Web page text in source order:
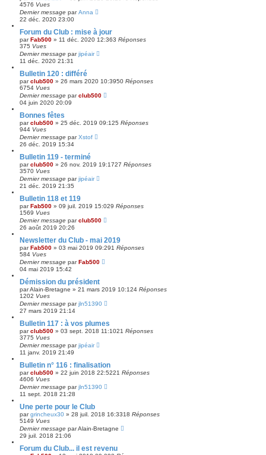
4576 Vues
Dernier message parAnna
22 déc. 2020 23:00
Forum du Club : mise à jour
parFab500 » 11 déc. 2020 12:363 Réponses
375 Vues
Dernier message parjipéair
11 déc. 2020 21:31
Bulletin 120 : différé
parclub500 » 26 mars 2020 10:3950 Réponses
6754 Vues
Dernier message parclub500
04 juin 2020 20:09
Bonnes fêtes
parclub500 » 25 déc. 2019 09:125 Réponses
944 Vues
Dernier message parXstof
26 déc. 2019 15:34
Bulletin 119 - terminé
parclub500 » 26 nov. 2019 19:1727 Réponses
3570 Vues
Dernier message parjipéair
21 déc. 2019 21:35
Bulletin 118 et 119
parFab500 » 09 juil. 2019 15:029 Réponses
1569 Vues
Dernier message parclub500
26 août 2019 20:26
Newsletter du Club - mai 2019
parFab500 » 03 mai 2019 09:291 Réponses
584 Vues
Dernier message parFab500
04 mai 2019 15:42
Démission du président
parAlain-Bretagne » 21 mars 2019 10:124 Réponses
1202 Vues
Dernier message parjln51390
27 mars 2019 21:14
Bulletin 117 : à vos plumes
parclub500 » 03 sept. 2018 11:1021 Réponses
3775 Vues
Dernier message parjipéair
11 janv. 2019 21:49
Bulletin n° 116 : finalisation
parclub500 » 22 juin 2018 22:5221 Réponses
4606 Vues
Dernier message parjln51390
11 sept. 2018 21:28
Une perte pour le Club
pargrincheux30 » 28 juil. 2018 16:3318 Réponses
5149 Vues
Dernier message parAlain-Bretagne
29 juil. 2018 21:06
Forum du Club... il est revenu